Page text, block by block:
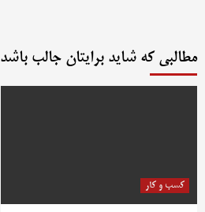
مطالبی که شاید برایتان جالب باشد
کسب و کار